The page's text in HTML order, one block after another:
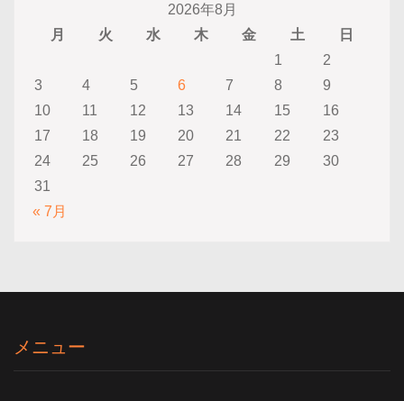
2026年8月
月
火 水 木 金 土
日
1
2
3
4 5 6 7 8
9
10
11 12 13 14 15
16
17
18 19 20 21 22
23
24
25 26 27 28 29
30
31
« 7月
メニュー